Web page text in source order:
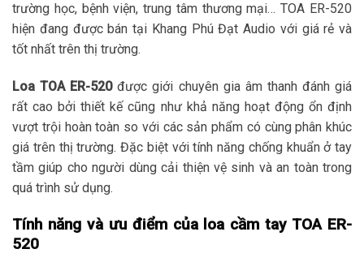
trường học, bệnh viện, trung tâm thương mại… TOA ER-520
hiện đang được bán tại Khang Phú Đạt Audio với giá rẻ và
tốt nhất trên thị trường.
Loa TOA ER-520được giới chuyên gia âm thanh đánh giá
rất cao bởi thiết kế cũng như khả năng hoạt động ổn định
vượt trội hoàn toàn so với các sản phẩm có cùng phân khúc
giá trên thị trường. Đặc biệt với tính năng chống khuẩn ở tay
tầm giúp cho người dùng cải thiện vệ sinh và an toàn trong
quá trình sử dụng.
Tính năng và ưu điểm của loa cầm tay TOA ER-
520